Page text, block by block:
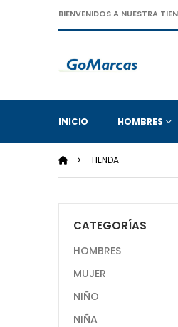
BIENVENIDOS A NUESTRA
INICIO HOMBRES
TIENDA
CATEGORÍAS
HOMBRES
MUJER
NIÑO
NIÑA